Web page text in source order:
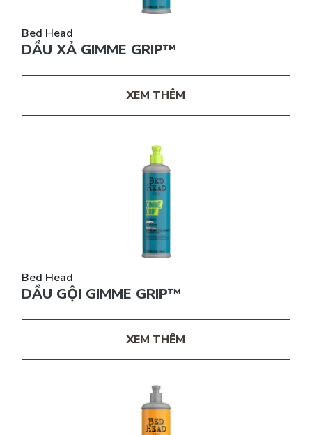
Bed Head
DẦU XẢ GIMME GRIP™
XEM THÊM
Bed Head
DẦU GỘI GIMME GRIP™
XEM THÊM